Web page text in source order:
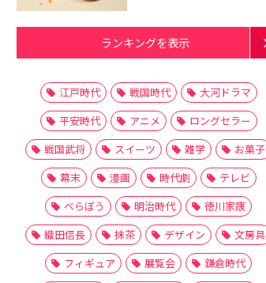
ランキングを表示
江戸時代 戦国時代
大河ドラマ
平安時代
アニメ
ロングセラー
戦国武将
スイーツ 雑学
お菓子
幕末
漫画 時代劇
テレビ
べらぼう
明治時代
徳川家康
織田信長
抹茶 デザイン
文房具
フィギュア
展覧会
鎌倉時代